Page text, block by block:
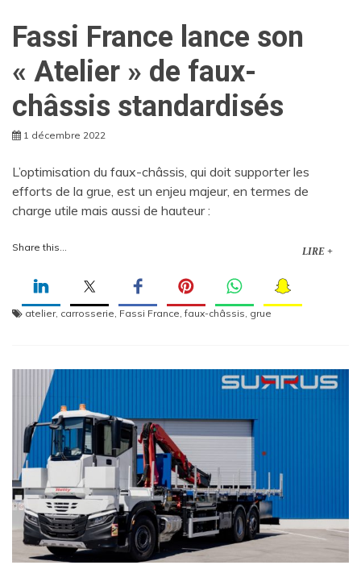
Fassi France lance son
« Atelier » de faux-
châssis standardisés
1 décembre 2022
L’optimisation du faux-châssis, qui doit supporter les
efforts de la grue, est un enjeu majeur, en termes de
charge utile mais aussi de hauteur :
Share this... LIRE +
atelier, carrosserie, Fassi France,faux-châssis, grue